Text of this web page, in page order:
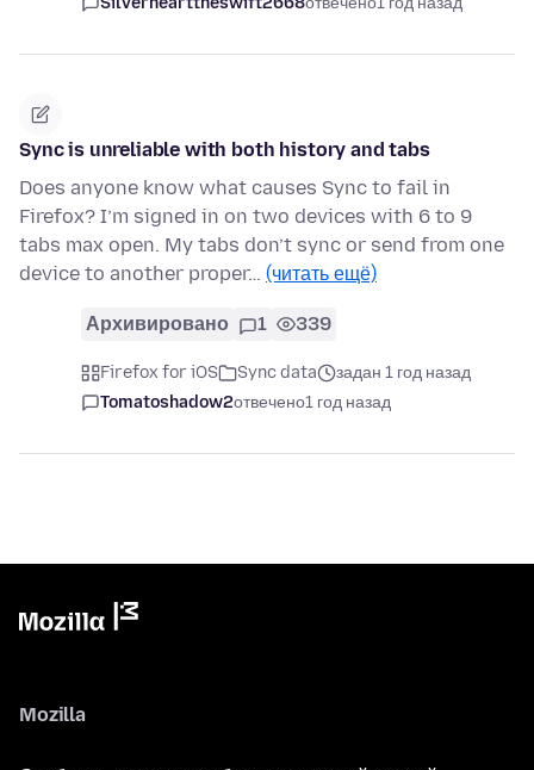
Sync is unreliable with both history and tabs
Does anyone know what causes Sync to fail in
Firefox? I’m signed in on two devices with 6 to 9
tabs max open. My tabs don’t sync or send from one
device to another proper… (читать ещё)
Архивировано 1 339
Firefox for iOS Sync data
задан 1 год назад
Tomatoshadow2отвечено1 год назад
Mozilla